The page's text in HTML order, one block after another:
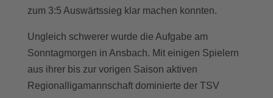
zum 3:5 Auswärtssieg klar machen konnten.
Ungleich schwerer wurde die Aufgabe am
Sonntagmorgen in Ansbach. Mit einigen Spielern
aus ihrer bis zur vorigen Saison aktiven
Regionalligamannschaft dominierte der TSV